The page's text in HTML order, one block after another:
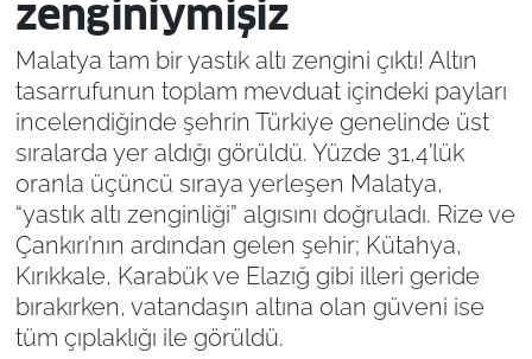
zenginiymişiz
Malatya tam bir yastık altı zengini çıktı! Altın
tasarrufunun toplam mevduat içindeki payları
incelendiğinde şehrin Türkiye genelinde üst
sıralarda yer aldığı görüldü. Yüzde 31,4’lük
oranla üçüncü sıraya yerleşen Malatya,
“yastık altı zenginliği” algısını doğruladı. Rize ve
Çankırı’nın ardından gelen şehir; Kütahya,
Kırıkkale, Karabük ve Elazığ gibi illeri geride
bırakırken, vatandaşın altına olan güveni ise
tüm çıplaklığı ile görüldü.